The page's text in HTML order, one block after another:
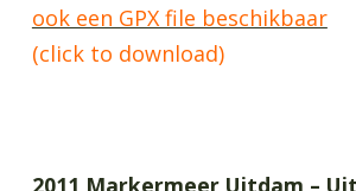
ook een GPX file beschikbaar
(click to download)